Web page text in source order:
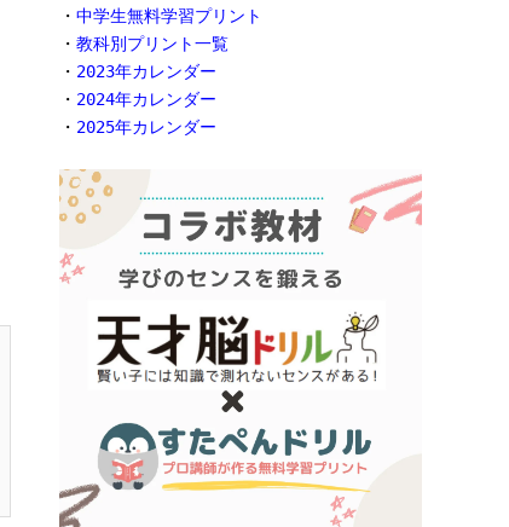
・ 中学生無料学習プリント
・ 教科別プリント一覧
・ 2023年カレンダー
・ 2024年カレンダー
・ 2025年カレンダー